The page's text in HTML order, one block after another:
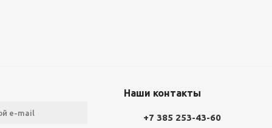
Наши контакты
+7 385 253-43-60